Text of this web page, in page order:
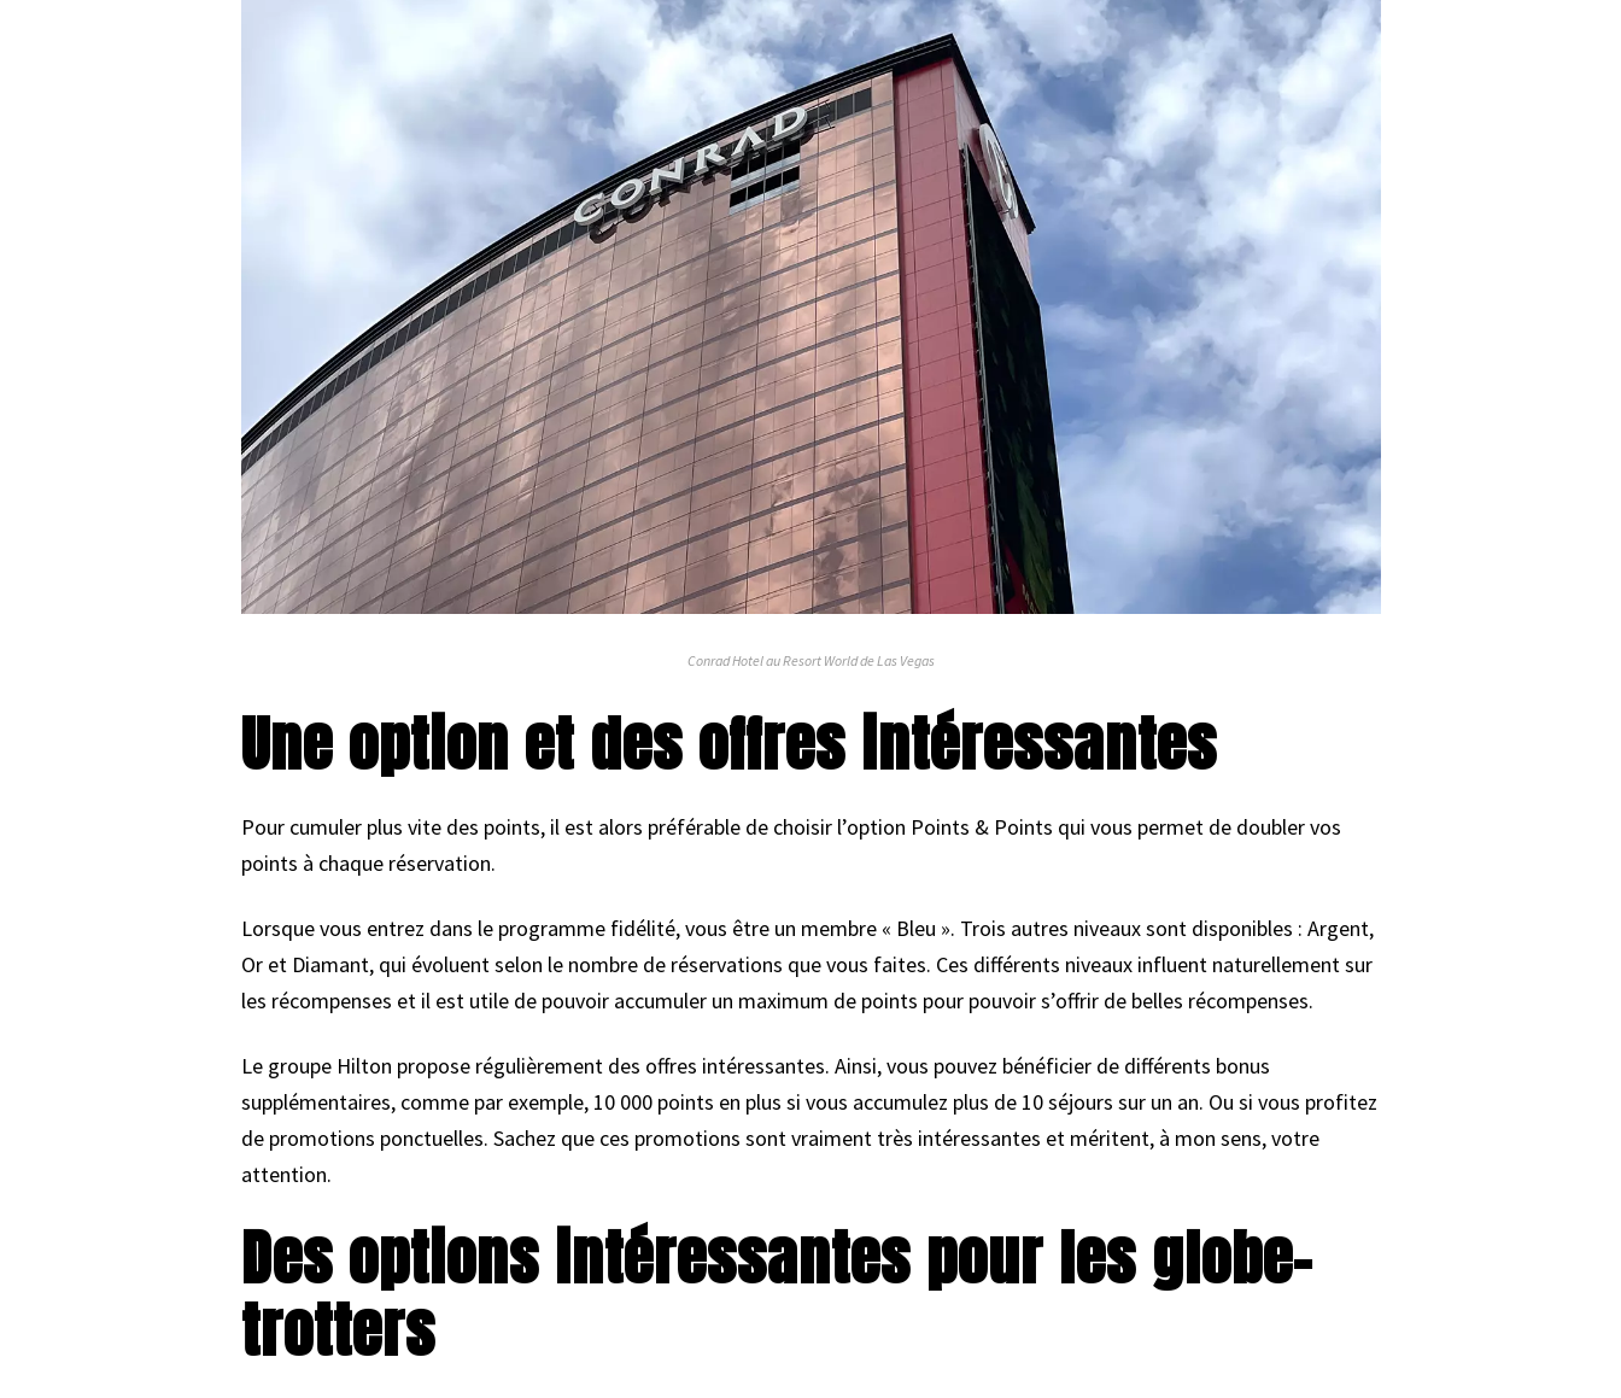
Conrad Hotel au Resort World de Las Vegas
Une option et des offres intéressantes
Pour cumuler plus vite des points, il est alors préférable de choisir l’option Points & Points qui vous permet de doubler vos
points à chaque réservation.
Lorsque vous entrez dans le programme fidélité, vous être un membre « Bleu ». Trois autres niveaux sont disponibles : Argent,
Or et Diamant, qui évoluent selon le nombre de réservations que vous faites. Ces différents niveaux influent naturellement sur
les récompenses et il est utile de pouvoir accumuler un maximum de points pour pouvoir s’offrir de belles récompenses.
Le groupe Hilton propose régulièrement des offres intéressantes. Ainsi, vous pouvez bénéficier de différents bonus
supplémentaires, comme par exemple, 10 000 points en plus si vous accumulez plus de 10 séjours sur un an. Ou si vous profitez
de promotions ponctuelles. Sachez que ces promotions sont vraiment très intéressantes et méritent, à mon sens, votre
attention.
Des options intéressantes pour les globe-
trotters